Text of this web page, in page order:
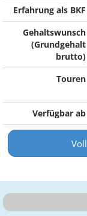
Erfahrung als BKF
Gehaltswunsch
(Grundgehalt
brutto)
Touren
Verfügbar ab